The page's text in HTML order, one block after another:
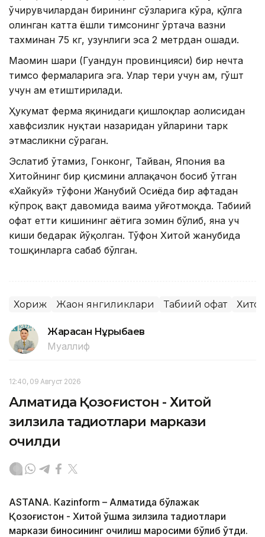
ўчирувчилардан бирининг сўзларига кўра, қўлга
олинган катта ёшли тимсоҳнинг ўртача вазни
тахминан 75 кг, узунлиги эса 2 метрдан ошади.
Маомин шаҳри (Гуандун провинцияси) бир нечта
тимсоҳ фермаларига эга. Улар тери учун ҳам, гўшт
учун ҳам етиштирилади.
Ҳукумат ферма яқинидаги қишлоқлар аҳолисидан
хавфсизлик нуқтаи назаридан уйларини тарк
этмасликни сўраган.
Эслатиб ўтамиз, Гонконг, Тайван, Япония ва
Хитойнинг бир қисмини аллақачон босиб ўтган
«Хайкуй» тўфони Жанубий Осиёда бир ҳафтадан
кўпроқ вақт давомида ваҳима уйғотмоқда. Табиий
офат етти кишининг ҳаётига зомин бўлиб, яна уч
киши бедарак йўқолган. Тўфон Хитой жанубида
тошқинларга сабаб бўлган.
Хориж Жаҳон янгиликлари Табиий офат
Жарасқан Нұрыбаев
Муаллиф
12:40, 09 Август 2026
Алматида Қозоғистон - Хитой
зилзила тадқиқотлари маркази
очилди
ASTANА. Кazinform – Алматида бўлажак
Қозоғистон - Хитой қўшма зилзила тадқиқотлари
маркази биносининг очилиш маросими бўлиб ўтди.